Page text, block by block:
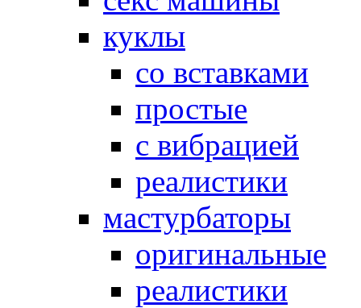
куклы
со вставками
простые
с вибрацией
реалистики
мастурбаторы
оригинальные
реалистики